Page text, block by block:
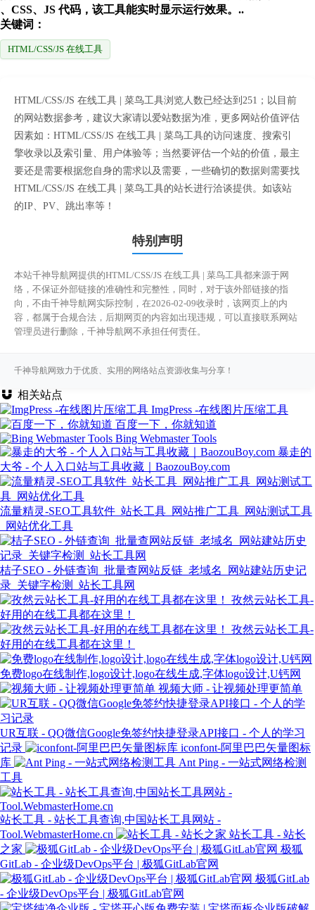
、CSS、JS 代码，该工具能实时显示运行效果。..
关键词：
HTML/CSS/JS 在线工具
HTML/CSS/JS 在线工具 | 菜鸟工具浏览人数已经达到251；以目前
的网站数据参考，建议大家请以爱站数据为准，更多网站价值评估
因素如：HTML/CSS/JS 在线工具 | 菜鸟工具的访问速度、搜索引
擎收录以及索引量、用户体验等；当然要评估一个站的价值，最主
要还是需要根据您自身的需求以及需要，一些确切的数据则需要找
HTML/CSS/JS 在线工具 | 菜鸟工具的站长进行洽谈提供。如该站
的IP、PV、跳出率等！
特别声明
本站千神导航网提供的HTML/CSS/JS 在线工具 | 菜鸟工具都来源于网
络，不保证外部链接的准确性和完整性，同时，对于该外部链接的指
向，不由千神导航网实际控制，在2026-02-09收录时，该网页上的内
容，都属于合规合法，后期网页的内容如出现违规，可以直接联系网站
管理员进行删除，千神导航网不承担任何责任。
千神导航网致力于优质、实用的网络站点资源收集与分享！
相关站点
ImgPress -在线图片压缩工具
百度一下，你就知道
Bing Webmaster Tools
暴走的
大爷 - 个人入口站与工具收藏｜BaozouBoy.com
流量精灵-SEO工具软件_站长工具_网站推广工具_网站测试工具
_网站优化工具
桔子SEO - 外链查询_批量查网站反链_老域名_网站建站历史记
录_关键字检测_站长工具网
孜然云站长工具-
好用的在线工具都在这里！
孜然云站长工具-
好用的在线工具都在这里！
免费logo在线制作,logo设计,logo在线生成,字体logo设计,U钙网
视频大师 - 让视频处理更简单
UR互联 - QQ微信Google免签约快捷登录API接口 - 个人的学习
记录
iconfont-阿里巴巴矢量图标
库
Ant Ping - 一站式网络检测
工具
站长工具 - 站长工具查询,中国站长工具网站 -
Tool.WebmasterHome.cn
站长工具 - 站长
之家
极狐
GitLab - 企业级DevOps平台 | 极狐GitLab官网
极狐GitLab
- 企业级DevOps平台 | 极狐GitLab官网